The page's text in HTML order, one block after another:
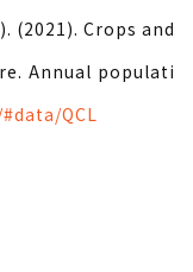
(2021). Crops and
Annual populati
QCL